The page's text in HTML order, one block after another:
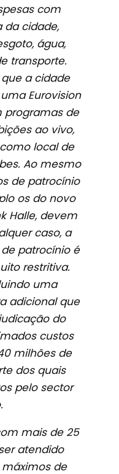
com
da cidade,
água,
transporte.
a cidade
Eurovision
programas de
ao vivo,
local de
Ao mesmo
de patrocínio
os do novo
Halle, devem
caso, a
patrocínio é
restritiva.
uma
adicional que
do
custos
milhões de
dos quais
pelo sector
mais de 25
atendido
de